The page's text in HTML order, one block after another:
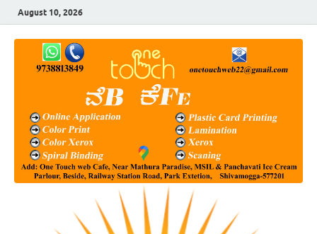
August 10, 2026